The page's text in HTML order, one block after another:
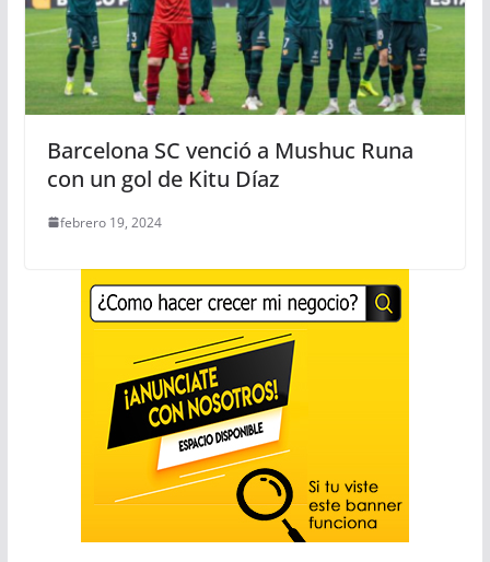
Barcelona SC venció a Mushuc Runa
con un gol de Kitu Díaz
febrero 19, 2024